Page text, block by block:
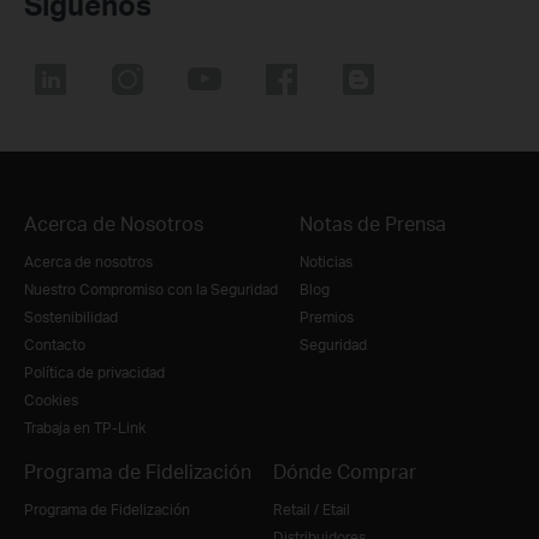
Acerca de Nosotros
Acerca de nosotros
Nuestro Compromiso con la Seguridad
Sostenibilidad
Contacto
Política de privacidad
Cookies
Trabaja en TP-Link
Notas de Prensa
Noticias
Blog
Premios
Seguridad
Programa de Fidelización
Programa de Fidelización
Dónde Comprar
Retail / Etail